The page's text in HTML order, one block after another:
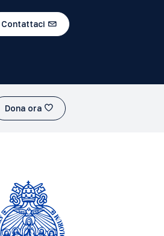
Contattaci
Dona ora